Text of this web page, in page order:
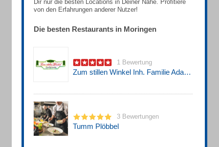
Dir nur die besten Locations in Deiner Nähe. Profitiere
von den Erfahrungen anderer Nutzer!
Die besten Restaurants in Moringen
1 Bewertung
Zum stillen Winkel Inh. Familie Adam Geil
3 Bewertungen
Tumm Plöbbel